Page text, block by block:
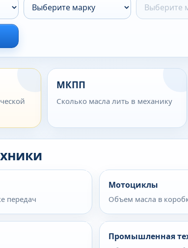
МКПП
Сколько масла лить в механику
передач
Мотоциклы
Объем масла в
Промышленная